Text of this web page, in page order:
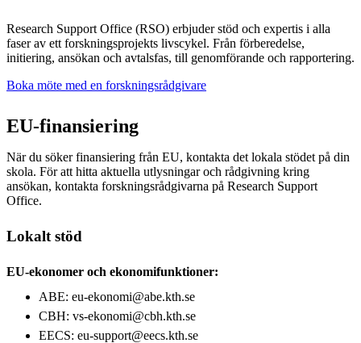
Research Support Office (RSO) erbjuder stöd och expertis i alla
faser av ett forskningsprojekts livscykel. Från förberedelse,
initiering, ansökan och avtalsfas, till genomförande och rapportering.
Boka möte med en forskningsrådgivare
EU-finansiering
När du söker finansiering från EU, kontakta det lokala stödet på din
skola. För att hitta aktuella utlysningar och rådgivning kring
ansökan, kontakta forskningsrådgivarna på Research Support
Office.
Lokalt stöd
EU-ekonomer och ekonomifunktioner:
ABE: eu-ekonomi@abe.kth.se
CBH: vs-ekonomi@cbh.kth.se
EECS: eu-support@eecs.kth.se